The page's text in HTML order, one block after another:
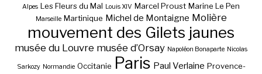
Alpes Les Fleurs du Mal Louis XIV Marcel Proust Marine Le Pen
Marseille Martinique Michel de Montaigne Molière
mouvement des Gilets jaunes
musée du Louvre musée d’Orsay Napoléon Bonaparte Nicolas
Sarkozy Normandie Occitanie Paris Paul Verlaine Provence-